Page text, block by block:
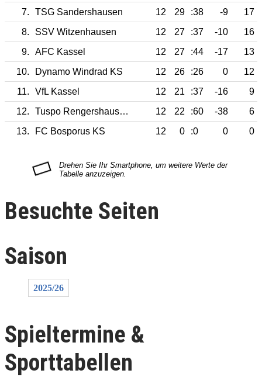
7.
TSG Sandershausen 12 29 :38 -9
17
8.
SSV Witzenhausen 12 27 :37 -10
16
9.
AFC Kassel 12 27 :44 -17
13
10.
Dynamo Windrad KS 12 26 :26 0
12
11.
VfL Kassel 12 21 :37 -16
9
12.
Tuspo Rengershausen 12 22 :60 -38
6
13.
FC Bosporus KS 12 0 :0 0 0
Besuchte Seiten
Saison
2025/26
Spieltermine &
Sporttabellen